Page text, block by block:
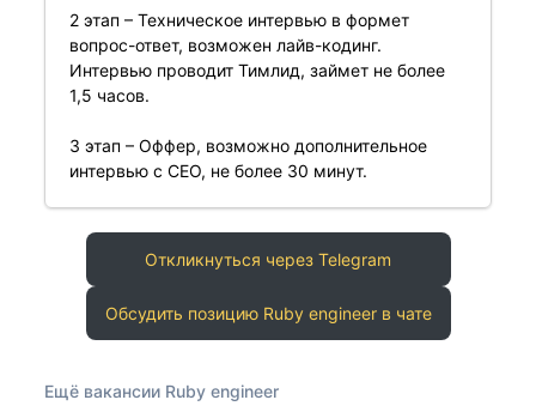
2 этап – Техническое интервью в формет
вопрос-ответ, возможен лайв-кодинг.
Интервью проводит Тимлид, займет не более
1,5 часов.
3 этап – Оффер, возможно дополнительное
интервью с СЕО, не более 30 минут.
Откликнуться через Telegram
Обсудить позицию Ruby engineer в чате
Ещё вакансии Ruby engineer